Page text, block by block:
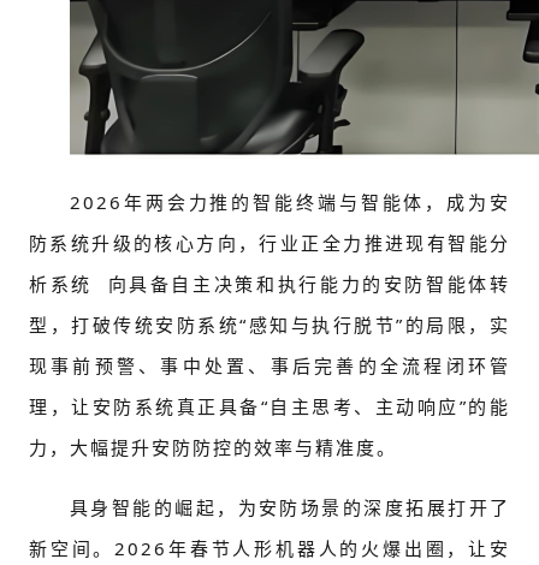
2026年两会力推的智能终端与智能体，成为安
防系统升级的核心方向，行业正全力推进现有智能分
析系统
向具备自主决策和执行能力的安防智能体转
型，打破传统安防系统“感知与执行脱节”的局限，实
现事前预警、事中处置、事后完善的全流程闭环管
理，让安防系统真正具备“自主思考、主动响应”的能
力，大幅提升安防防控的效率与精准度。
具身智能的崛起，为安防场景的深度拓展打开了
新空间。2026年春节人形机器人的火爆出圈，让安